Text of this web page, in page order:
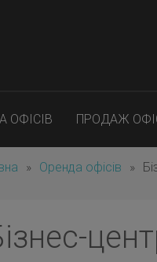
ОФІСІВ ПРОДАЖ
» Оренда офісів »